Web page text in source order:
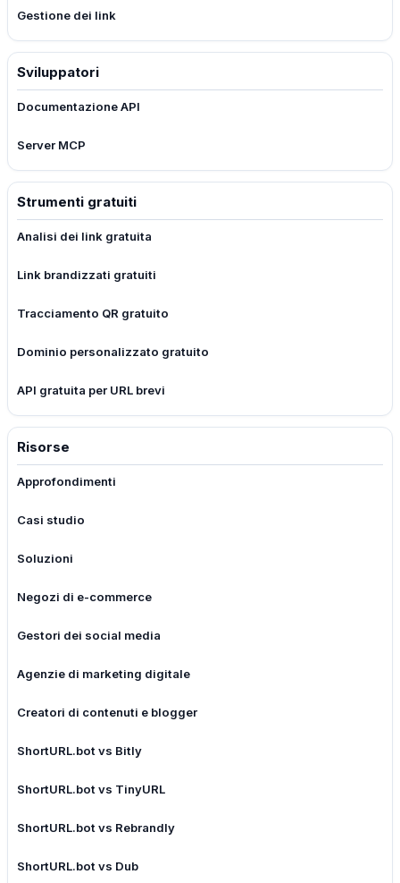
Gestione dei link
Sviluppatori
Documentazione API
Server MCP
Strumenti gratuiti
Analisi dei link gratuita
Link brandizzati gratuiti
Tracciamento QR gratuito
Dominio personalizzato gratuito
API gratuita per URL brevi
Risorse
Approfondimenti
Casi studio
Soluzioni
Negozi di e-commerce
Gestori dei social media
Agenzie di marketing digitale
Creatori di contenuti e blogger
ShortURL.bot vs Bitly
ShortURL.bot vs TinyURL
ShortURL.bot vs Rebrandly
ShortURL.bot vs Dub